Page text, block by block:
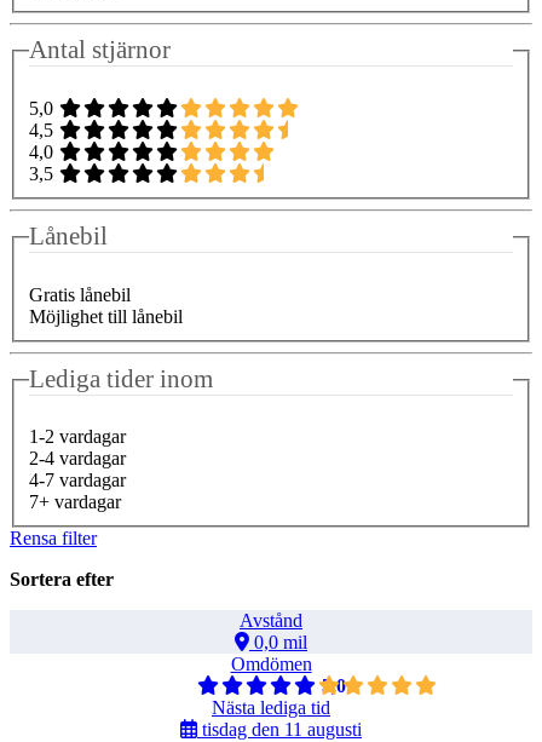
Antal stjärnor
5,0
4,5
4,0
3,5
Lånebil
Gratis lånebil
Möjlighet till lånebil
Lediga tider inom
1-2 vardagar
2-4 vardagar
4-7 vardagar
7+ vardagar
Rensa filter
Sortera efter
Avstånd
0,0 mil
Omdömen
5,0
Nästa lediga tid
tisdag den 11 augusti